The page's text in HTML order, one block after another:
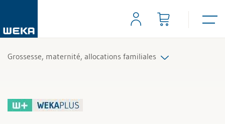
Grossesse, maternité, allocations familiales